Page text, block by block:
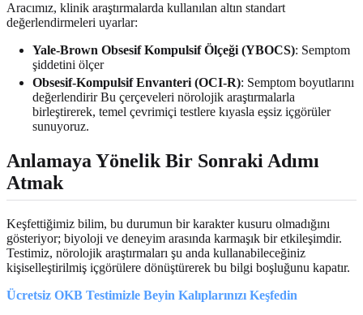
Aracımız, klinik araştırmalarda kullanılan altın standart
değerlendirmeleri uyarlar:
Yale-Brown Obsesif Kompulsif Ölçeği (YBOCS): Semptom
şiddetini ölçer
Obsesif-Kompulsif Envanteri (OCI-R): Semptom boyutlarını
değerlendirir Bu çerçeveleri nörolojik araştırmalarla
birleştirerek, temel çevrimiçi testlere kıyasla eşsiz içgörüler
sunuyoruz.
Anlamaya Yönelik Bir Sonraki Adımı
Atmak
Keşfettiğimiz bilim, bu durumun bir karakter kusuru olmadığını
gösteriyor; biyoloji ve deneyim arasında karmaşık bir etkileşimdir.
Testimiz, nörolojik araştırmaları şu anda kullanabileceğiniz
kişiselleştirilmiş içgörülere dönüştürerek bu bilgi boşluğunu kapatır.
Ücretsiz OKB Testimizle Beyin Kalıplarınızı Keşfedin